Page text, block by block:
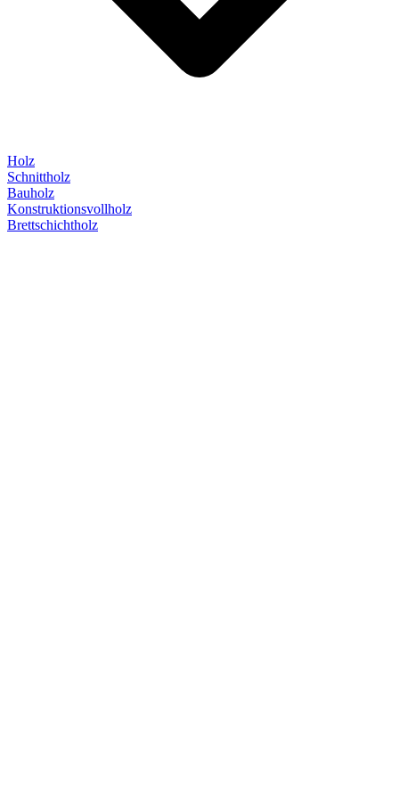
Holz
Schnittholz
Bauholz
Konstruktionsvollholz
Brettschichtholz